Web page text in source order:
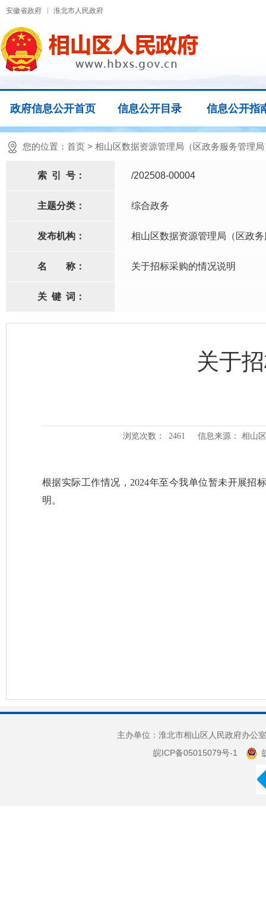
安徽省政府 淮北市人民政府
政府信息公开首页 信息公开目录 信息公开指
您的位置： 首页 > 相山区数据资源管理局（区政务服务管理局
索 引 号： /202508-00004
主题分类： 综合政务
发布机构： 相山区数据资源管理局（区政
名 称： 关于招标采购的情况说明
关 键 词：
关于
浏览次数： 2461 信息来源： 相山
根据实际工作情况，2024年至今我单位暂未开展招
明。
主办单位：淮北市相山区人民政府办
皖ICP备05015079号-1